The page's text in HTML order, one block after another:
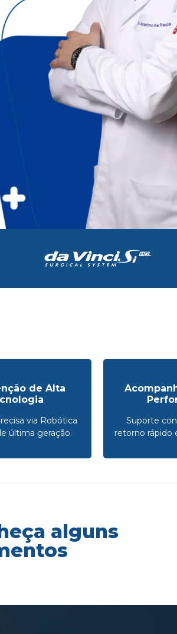
de Alta
via Robótica
última geração.
Suporte
retorno rápido
alguns